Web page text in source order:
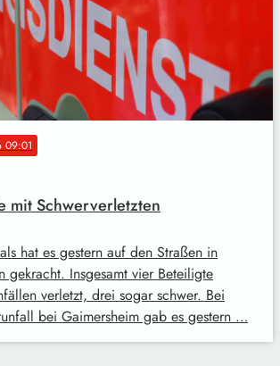
09:01
mit Schwerverletzten
hat es gestern auf den Straßen in
gekracht. Insgesamt vier Beteiligte
verletzt, drei sogar schwer. Bei
bei Gaimersheim gab es gestern …